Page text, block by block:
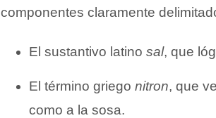
componentes claramente
El sustantivo latino sal, que
El término griego nitron, que
como a la sosa.